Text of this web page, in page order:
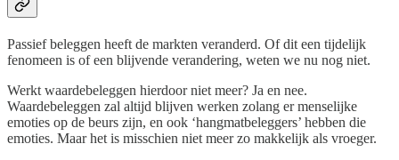
Passief beleggen heeft de markten veranderd. Of dit een tijdelijk
fenomeen is of een blijvende verandering, weten we nu nog niet.
Werkt waardebeleggen hierdoor niet meer? Ja en nee.
Waardebeleggen zal altijd blijven werken zolang er menselijke
emoties op de beurs zijn, en ook ‘hangmatbeleggers’ hebben die
emoties. Maar het is misschien niet meer zo makkelijk als vroeger.